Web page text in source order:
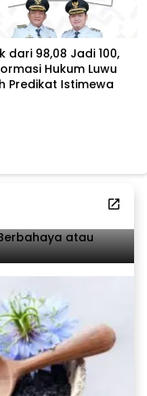
dari 98,08 Jadi 100,
Hukum Luwu
Predikat Istimewa
atau